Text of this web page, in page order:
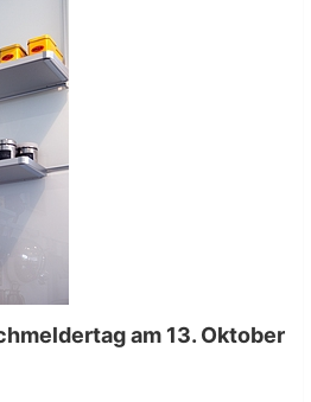
am 13. Oktober